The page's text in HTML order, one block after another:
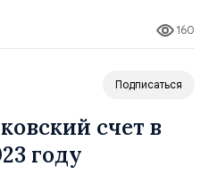
для открытия и ведения
(ИП). Если Вас
фирмы в
п...
160
Подписаться
счет в
году